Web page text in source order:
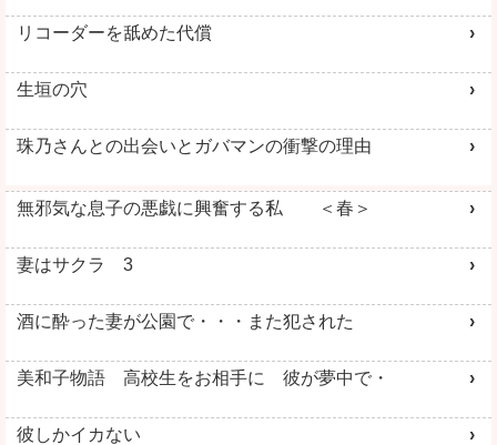
リコーダーを舐めた代償
生垣の穴
珠乃さんとの出会いとガバマンの衝撃の理由
無邪気な息子の悪戯に興奮する私 ＜春＞
妻はサクラ 3
酒に酔った妻が公園で・・・また犯された
美和子物語 高校生をお相手に 彼が夢中で・
彼しかイカない